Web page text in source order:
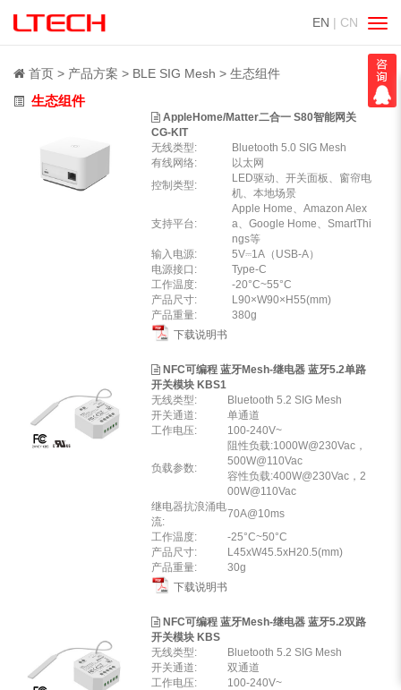
EN | CN
切
换
导
航
首页 产品方案 BLE SIG Mesh 生态组件
生态组件
AppleHome/Matter二合一 S80智能网关
CG-KIT
无线类型:
Bluetooth 5.0 SIG Mesh
有线网络:
以太网
控制类型:
LED驱动、开关面板、窗帘电
机、本地场景
支持平台:
Apple Home、Amazon Alex
a、Google Home、SmartThi
ngs等
输入电源:
5V⎓1A（USB-A）
电源接口:
Type-C
工作温度:
-20°C~55°C
产品尺寸:
L90×W90×H55(mm)
产品重量:
380g
下载说明书
NFC可编程 蓝牙Mesh-继电器 蓝牙5.2单路
开关模块 KBS1
无线类型:
Bluetooth 5.2 SIG Mesh
开关通道:
单通道
工作电压:
100-240V~
负载参数:
阻性负载:1000W@230Vac，
500W@110Vac
容性负载:400W@230Vac，2
00W@110Vac
继电器抗浪涌电
流:
70A@10ms
工作温度:
-25°C~50°C
产品尺寸:
L45xW45.5xH20.5(mm)
产品重量:
30g
下载说明书
NFC可编程 蓝牙Mesh-继电器 蓝牙5.2双路
开关模块 KBS
无线类型:
Bluetooth 5.2 SIG Mesh
开关通道:
双通道
工作电压:
100-240V~